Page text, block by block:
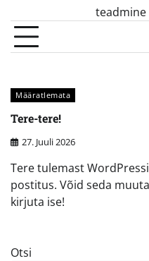
content
Määratlemata
Tere-tere!
27. Juuli 2026
Tere tulemast
postitus. Võid seda
kirjuta ise!
Otsi